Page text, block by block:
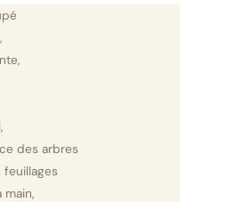
des arbres